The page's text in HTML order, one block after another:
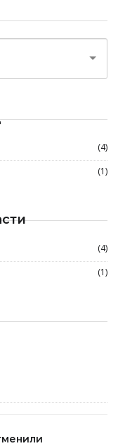
(4)
(1)
(4)
(1)